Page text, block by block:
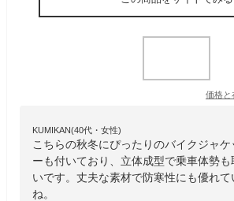
価格と
KUMIKAN(40代・女性)
こちらの秋冬にぴったりのバイクジャ
ーも付いており、立体成型で乗車体勢
いです。丈夫な素材で防寒性にも優れ
ね。